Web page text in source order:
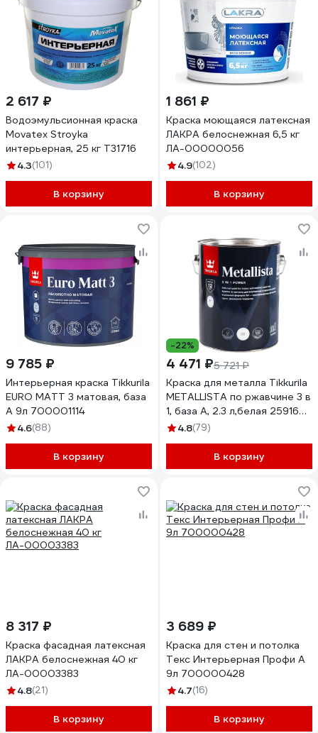
2 617 ₽
Водоэмульсионная краска
Movatex Stroyka
интерьерная, 25 кг Т31716
4.3(101)
В корзину
1 861 ₽
Краска моющаяся латексная
ЛАКРА белоснежная 6,5 кг
ЛА-00000056
4.9(102)
В корзину
9 785 ₽
Интерьерная краска Tikkurila
EURO MATT 3 матовая, база
A 9л 700001114
4.6(88)
В корзину
-22%
4 471 ₽5 721 ₽
Краска для металла Tikkurila
METALLISTA по ржавчине 3 в
1, база A, 2.3 л,белая 259168
710011841
4.8(79)
В корзину
8 317 ₽
Краска фасадная латексная
ЛАКРА белоснежная 40 кг
ЛА-00003383
4.8(21)
В корзину
3 689 ₽
Краска для стен и потолка
Текс Интерьерная Профи A
9л 700000428
4.7(16)
В корзину